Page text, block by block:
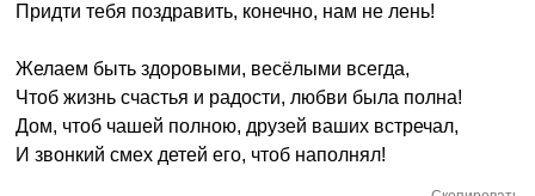
Придти тебя поздравить, конечно, нам не лень!
Желаем быть здоровыми, весёлыми всегда,
Чтоб жизнь счастья и радости, любви была полна!
Дом, чтоб чашей полною, друзей ваших встречал,
И звонкий смех детей его, чтоб наполнял!